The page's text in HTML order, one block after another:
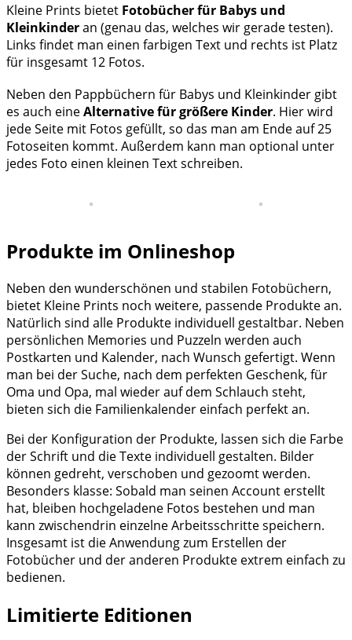
Kleine Prints bietet Fotobücher für Babys und
Kleinkinderan (genau das, welches wir gerade testen).
Links findet man einen farbigen Text und rechts ist Platz
für insgesamt 12 Fotos.
Neben den Pappbüchern für Babys und Kleinkinder gibt
es auch eineAlternative für größere Kinder. Hier wird
jede Seite mit Fotos gefüllt, so das man am Ende auf 25
Fotoseiten kommt. Außerdem kann man optional unter
jedes Foto einen kleinen Text schreiben.
Produkte im Onlineshop
Neben den wunderschönen und stabilen Fotobüchern,
bietet Kleine Prints noch weitere, passende Produkte an.
Natürlich sind alle Produkte individuell gestaltbar. Neben
persönlichen Memories und Puzzeln werden auch
Postkarten und Kalender, nach Wunsch gefertigt. Wenn
man bei der Suche, nach dem perfekten Geschenk, für
Oma und Opa, mal wieder auf dem Schlauch steht,
bieten sich die Familienkalender einfach perfekt an.
Bei der Konfiguration der Produkte, lassen sich die Farbe
der Schrift und die Texte individuell gestalten. Bilder
können gedreht, verschoben und gezoomt werden.
Besonders klasse: Sobald man seinen Account erstellt
hat, bleiben hochgeladene Fotos bestehen und man
kann zwischendrin einzelne Arbeitsschritte speichern.
Insgesamt ist die Anwendung zum Erstellen der
Fotobücher und der anderen Produkte extrem einfach zu
bedienen.
Limitierte Editionen